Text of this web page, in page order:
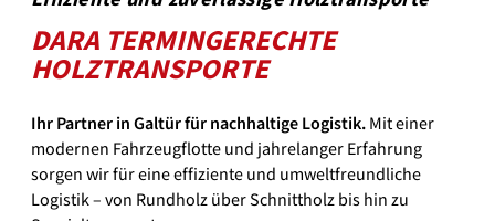
DARA TERMINGERECHTE
HOLZTRANSPORTE
Ihr Partner in Galtür für nachhaltige Logistik.Mit einer
modernen Fahrzeugflotte und jahrelanger Erfahrung
sorgen wir für eine effiziente und umweltfreundliche
Logistik – von Rundholz über Schnittholz bis hin zu